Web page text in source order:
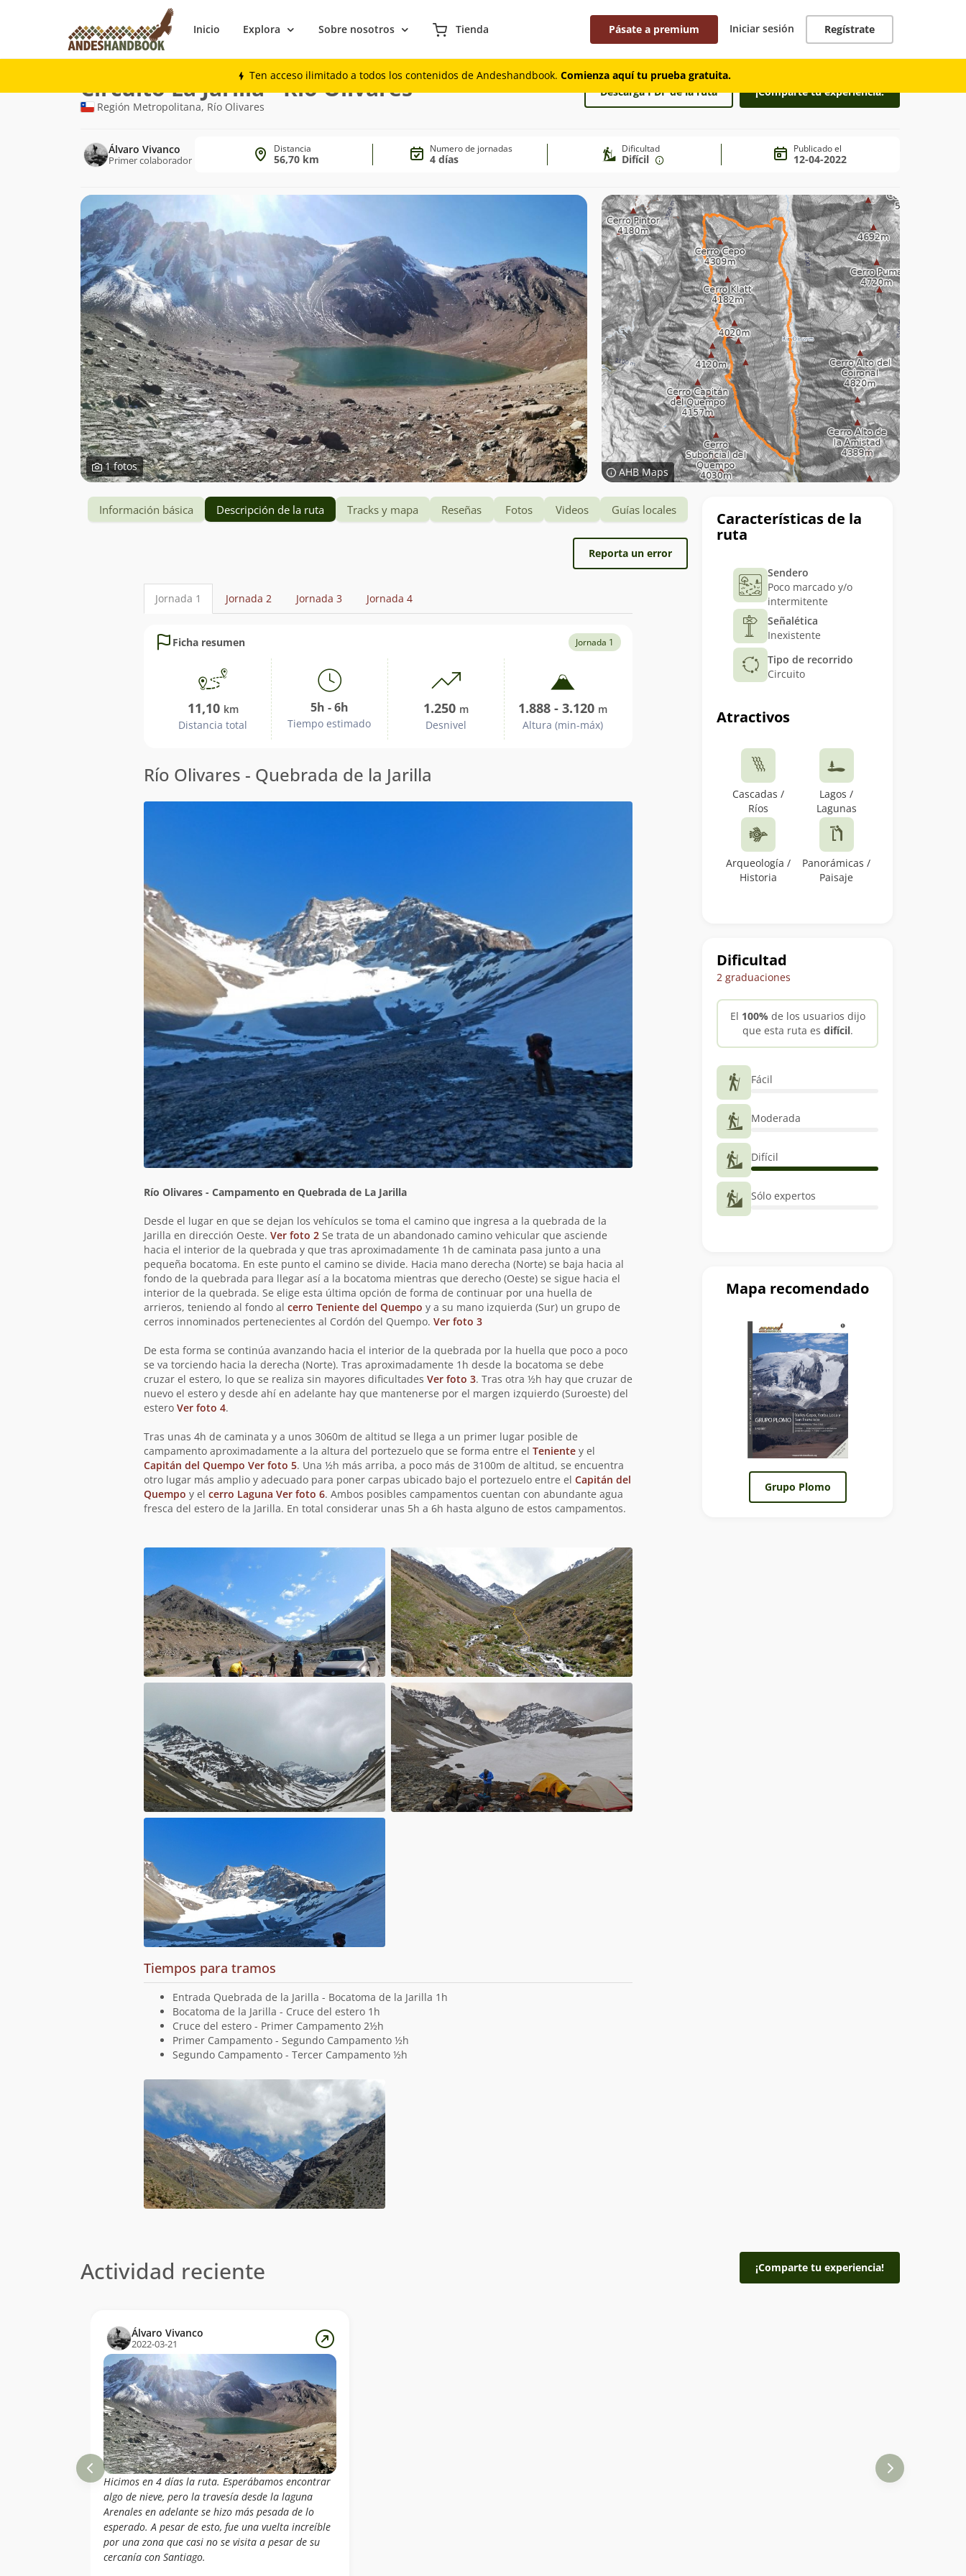
Inicio Explora Sobre nosotros Tienda Pásate a premium Iniciar sesión Regístrate
Ten acceso ilimitado a todos los contenidos de Andeshandbook. Comienza aquí tu prueba gratuita.
Trekking
Ruta
de
Circuito La Jarilla - Río Olivares
Región Metropolitana, Río Olivares
Descarga PDF de la ruta ¡Comparte tu experiencia!
Álvaro Vivanco
Primer colaborador
Distancia
56,70 km
Numero de jornadas
4 días
Dificultad
Difícil
Publicado el
12-04-2022
1 fotos AHB Maps
Datos
del
Características de la
ruta
Sendero
Poco marcado y/o
intermitente
Señalética
Inexistente
Tipo de recorrido
Circuito
Atractivos
Cascadas /
Ríos
Lagos /
Lagunas
Arqueología /
Historia
Panorámicas /
Paisaje
Dificultad
2 graduaciones
El 100% de los usuarios dijo
que esta ruta es difícil.
Fácil
Moderada
Difícil
Sólo expertos
Mapa recomendado
Grupo Plomo
Información básica Descripción de la ruta Tracks y mapa Reseñas Fotos Videos Guías locales
detallada
Reporta un error
Jornada 1 Jornada 2 Jornada 3 Jornada 4
Ficha resumen Jornada 1
11,10 km
Distancia total
5h - 6h
Tiempo estimado
1.250 m
Desnivel
1.888 - 3.120 m
Altura (min-máx)
Jornada
Río Olivares - Quebrada de la Jarilla
Descripción
la
jornada
Río Olivares - Campamento en Quebrada de La Jarilla
Desde el lugar en que se dejan los vehículos se toma el camino que ingresa a la quebrada de la
Jarilla en dirección Oeste. Ver foto 2Se trata de un abandonado camino vehicular que asciende
hacia el interior de la quebrada y que tras aproximadamente 1h de caminata pasa junto a una
pequeña bocatoma. En este punto el camino se divide. Hacia mano derecha (Norte) se baja hacia al
fondo de la quebrada para llegar así a la bocatoma mientras que derecho (Oeste) se sigue hacia el
interior de la quebrada. Se elige esta última opción de forma de continuar por una huella de
arrieros, teniendo al fondo al cerro Teniente del Quempo y a su mano izquierda (Sur) un grupo de
cerros innominados pertenecientes al Cordón del Quempo. Ver foto 3
De esta forma se continúa avanzando hacia el interior de la quebrada por la huella que poco a poco
se va torciendo hacia la derecha (Norte). Tras aproximadamente 1h desde la bocatoma se debe
cruzar el estero, lo que se realiza sin mayores dificultades Ver foto 3. Tras otra ½h hay que cruzar de
nuevo el estero y desde ahí en adelante hay que mantenerse por el margen izquierdo (Suroeste) del
estero Ver foto 4.
Tras unas 4h de caminata y a unos 3060m de altitud se llega a un primer lugar posible de
campamento aproximadamente a la altura del portezuelo que se forma entre el Tenientey el
Capitán del Quempo Ver foto 5. Una ½h más arriba, a poco más de 3100m de altitud, se encuentra
otro lugar más amplio y adecuado para poner carpas ubicado bajo el portezuelo entre el Capitán del
Quempo y el cerro Laguna Ver foto 6. Ambos posibles campamentos cuentan con abundante agua
fresca del estero de la Jarilla. En total considerar unas 5h a 6h hasta alguno de estos campamentos.
Tiempos para tramos
Entrada Quebrada de la Jarilla - Bocatoma de la Jarilla 1h
Bocatoma de la Jarilla - Cruce del estero 1h
Cruce del estero - Primer Campamento 2½h
Primer Campamento - Segundo Campamento ½h
Segundo Campamento - Tercer Campamento ½h
Actividad reciente ¡Comparte tu experiencia!
Álvaro Vivanco
2022-03-21
Hicimos en 4 días la ruta. Esperábamos encontrar
algo de nieve, pero la travesía desde la laguna
Arenales en adelante se hizo más pesada de lo
esperado. A pesar de esto, fue una vuelta increíble
por una zona que casi no se visita a pesar de su
cercanía con Santiago.